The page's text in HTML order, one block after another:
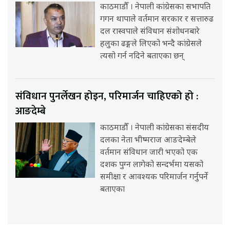
काठमाडौँ । नेपाली कांग्रेसका सभापति
गगन थापाले वर्तमान सरकार र सत्तारुढ
दल रास्वपाले संविधान संशोधनबारे
हलुका ढङ्गले लिएको भन्दै कांग्रेसले
त्यसो गर्न नदिने बताएका छन्
संविधान पुनर्लेखन होइन, परिमार्जन चाहिएको हो :
आङदेम्बे
काठमाडौँ । नेपाली कांग्रेसका संसदीय
दलका नेता भीष्मराज आङदेम्बेले
वर्तमान संविधान जारी भएको एक
दशक पुग्न लागेको सन्दर्भमा यसको
समीक्षा र आवश्यक परिमार्जन गर्नुपर्ने
बताएका